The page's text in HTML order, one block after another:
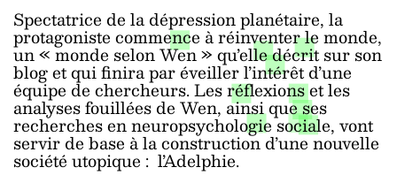
Spectatrice de la dépression planétaire, la
protagoniste commence à réinventer le monde,
un « monde selon Wen » qu’elle décrit sur son
blog et qui finira par éveiller l’intérêt d’une
équipe de chercheurs. Les réflexions et les
analyses fouillées de Wen, ainsi que ses
recherches en neuropsychologie sociale, vont
servir de base à la construction d’une nouvelle
société utopique : l’Adelphie.